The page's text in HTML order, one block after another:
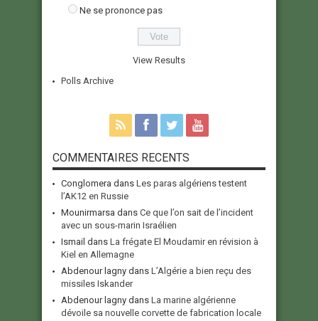
Ne se prononce pas
View Results
Polls Archive
COMMENTAIRES RECENTS
Conglomera dans Les paras algériens testent
l’AK12 en Russie
Mounirmarsa dans Ce que l’on sait de l’incident
avec un sous-marin Israélien
Ismail dans La frégate El Moudamir en révision à
Kiel en Allemagne
Abdenour lagny dans L’Algérie a bien reçu des
missiles Iskander
Abdenour lagny dans La marine algérienne
dévoile sa nouvelle corvette de fabrication locale